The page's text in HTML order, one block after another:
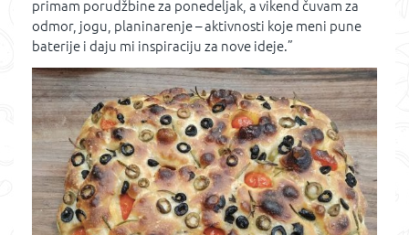
primam porudžbine za ponedeljak, a vikend čuvam za
odmor, jogu, planinarenje – aktivnosti koje meni pune
baterije i daju mi inspiraciju za nove ideje.”